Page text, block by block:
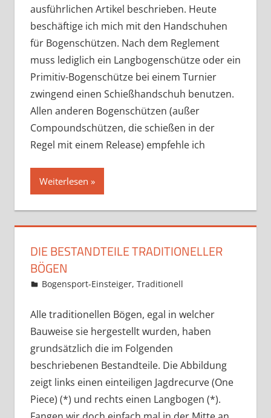
ausführlichen Artikel beschrieben. Heute
beschäftige ich mich mit den Handschuhen
für Bogenschützen. Nach dem Reglement
muss lediglich ein Langbogenschütze oder ein
Primitiv-Bogenschütze bei einem Turnier
zwingend einen Schießhandschuh benutzen.
Allen anderen Bogenschützen (außer
Compoundschützen, die schießen in der
Regel mit einem Release) empfehle ich
Weiterlesen
DIE BESTANDTEILE TRADITIONELLER
BÖGEN
16. März 2018
Martina Berg
Bogensport-Einsteiger,Traditionell
Alle traditionellen Bögen, egal in welcher
Bauweise sie hergestellt wurden, haben
grundsätzlich die im Folgenden
beschriebenen Bestandteile. Die Abbildung
zeigt links einen einteiligen Jagdrecurve (One
Piece) (*) und rechts einen Langbogen (*).